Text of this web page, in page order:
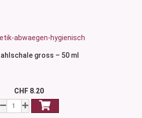
gross – 50 ml
CHF 8.20